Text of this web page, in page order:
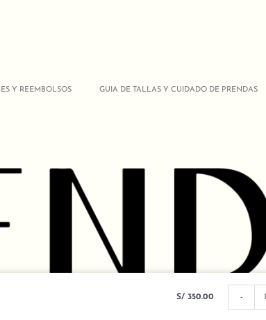
Y REEMBOLSOS GUIA DE TALLAS Y CUIDADO DE PRENDAS
S/ 350.00 -